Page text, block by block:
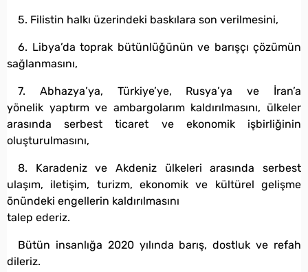
5. Filistin halkı üzerindeki baskılara son verilmesini,
6. Libya’da toprak bütünlüğünün ve barışçı çözümün
sağlanmasını,
7. Abhazya’ya, Türkiye’ye, Rusya’ya ve İran’a
yönelik yaptırm ve ambargolarım kaldırılmasını, ülkeler
arasında serbest ticaret ve ekonomik işbirliğinin
oluşturulmasını,
8. Karadeniz ve Akdeniz ülkeleri arasında serbest
ulaşım, iletişim, turizm, ekonomik ve kültürel gelişme
önündeki engellerin kaldırılmasını
talep ederiz.
Bütün insanlığa 2020 yılında barış, dostluk ve refah
dileriz.